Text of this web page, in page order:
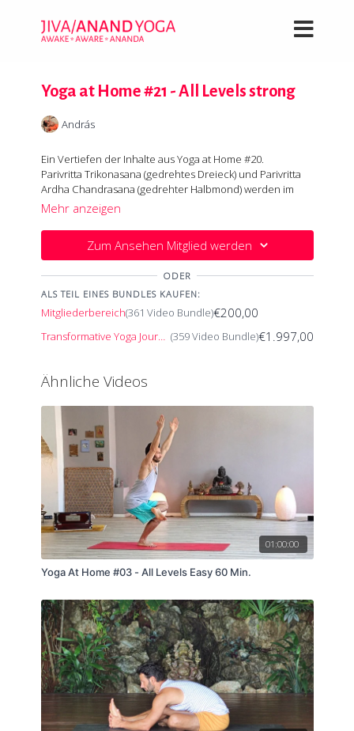
Yoga at Home #21 - All Levels strong
András
Ein Vertiefen der Inhalte aus Yoga at Home #20.
Parivritta Trikonasana (gedrehtes Dreieck) und Parivritta
Ardha Chandrasana (gedrehter Halbmond) werden im
Liegen und im Stehen intensiviert - gegebenenfalls mit
Unterstützung der Wand. Die Wand dient dabei auch für
den Aufbau der Kraft im Handstand. Balance auf den
Beinen und Armen
Du erinnerst dich: In der Balance initiiert der Muskel
Eigenreflexe - blitzschnell, hin und her - ohne dein
bewusstes Zutun. Deine Aufmerksamkeit wird intensiv
gefragt sein.
Mehr anzeigen
Zum Ansehen Mitglied werden
ODER
ALS TEIL EINES BUNDLES KAUFEN:
Mitgliederbereich(361 Video Bundle)€200,00
Transformative Yoga Journey (359 Video Bundle)€1.997,00
Ähnliche Videos
01:00:00
Yoga At Home #03 - All Levels Easy 60 Min.